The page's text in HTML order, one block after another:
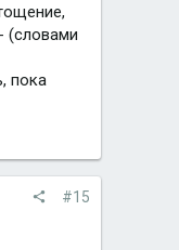
(словами
пока
#15